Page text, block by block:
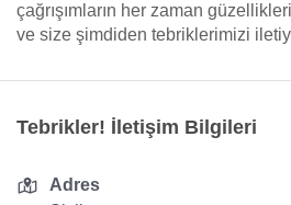
çağrışımların her zaman
ve size şimdiden tebriklerimizi
Tebrikler! İletişim Bilgileri
Adres